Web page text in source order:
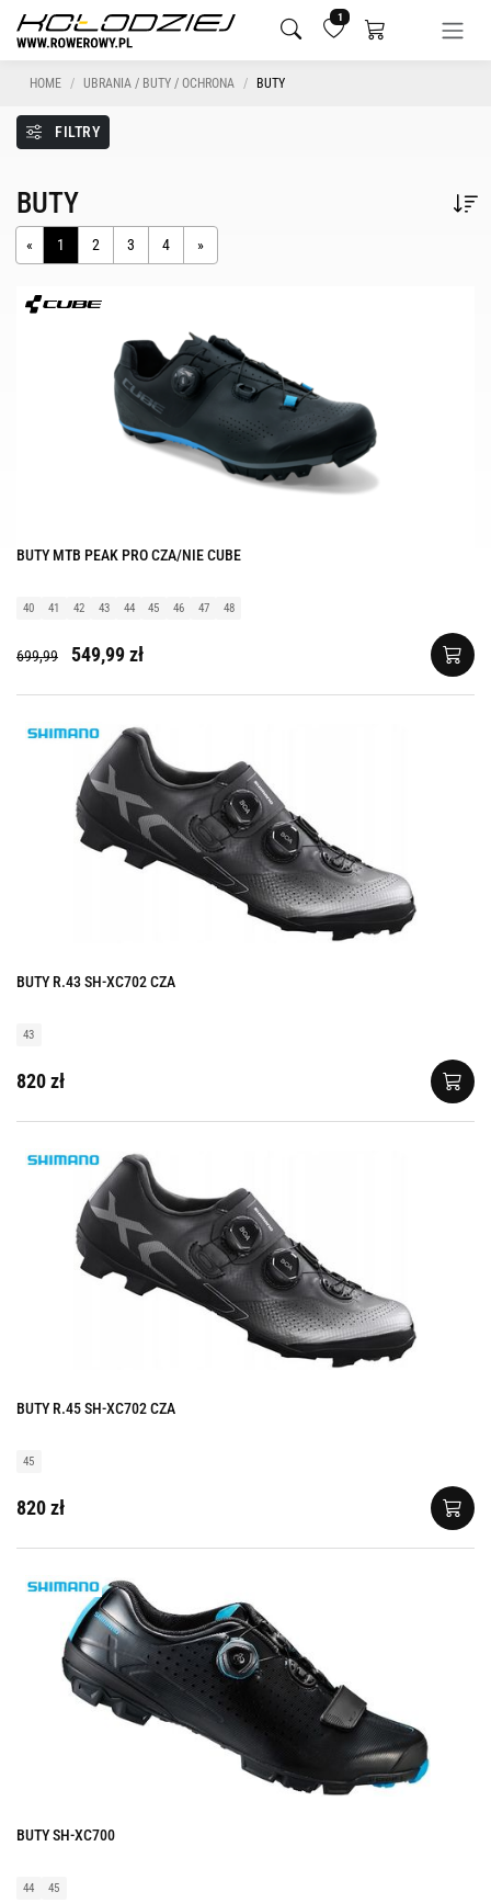
1
HOME UBRANIA / BUTY / OCHRONA BUTY
FILTRY
BUTY
« 1 2 3 4 »
BUTY MTB PEAK PRO CZA/NIE CUBE
40 41 42 43 44 45 46 47 48
699,99 549,99 zł
BUTY R.43 SH-XC702 CZA
43
820 zł
BUTY R.45 SH-XC702 CZA
45
820 zł
BUTY SH-XC700
44 45